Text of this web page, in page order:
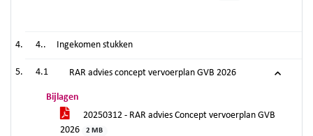
4.. Ingekomen stukken
4.1 RAR advies concept vervoerplan GVB 2026
Bijlagen
20250312 - RAR advies Concept vervoerplan GVB
2026
2 MB